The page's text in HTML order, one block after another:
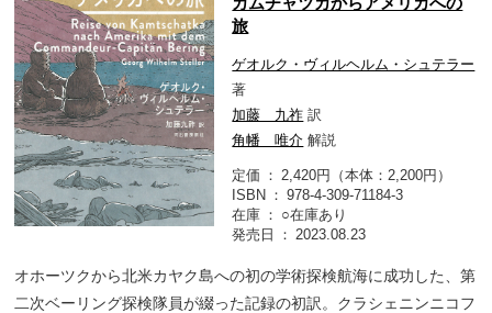
旅
ゲオルク・ヴィルヘルム・シュテラー
著
加藤 九祚 訳
角幡 唯介 解説
定価
2,420円（本体：2,200円）
ISBN
978-4-309-71184-3
在庫
○在庫あり
発売日
2023.08.23
オホーツクから北米カヤク島への初の学術探検航海に成功した、第
二次ベーリング探検隊員が綴った記録の初訳。クラシェニンニコフ